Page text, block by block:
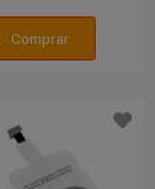
Comprar